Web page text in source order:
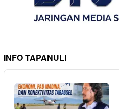
INFO TAPANULI